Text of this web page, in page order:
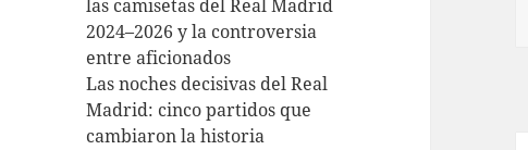
las camisetas del Real Madrid
2024–2026 y la controversia
entre aficionados
Las noches decisivas del Real
Madrid: cinco partidos que
cambiaron la historia